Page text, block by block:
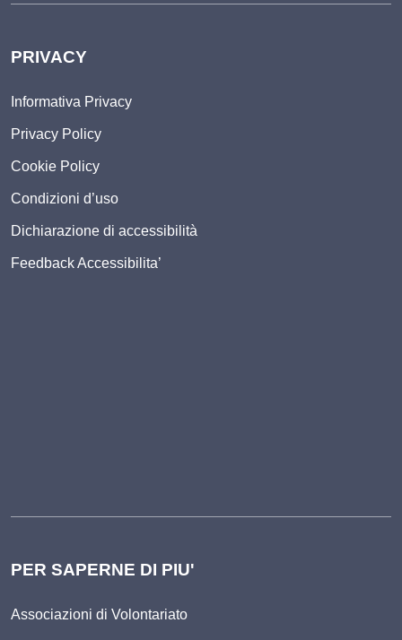
PRIVACY
Informativa Privacy
Privacy Policy
Cookie Policy
Condizioni d’uso
Dichiarazione di accessibilità
Feedback Accessibilita’
PER SAPERNE DI PIU'
Associazioni di Volontariato